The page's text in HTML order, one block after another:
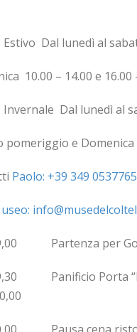
Dal lunedì al
10.00 – 14.00 e 16.00
Dal lunedì al
pomeriggio e
Paolo: +39 349 0537765
Partenza per
Panificio Porta